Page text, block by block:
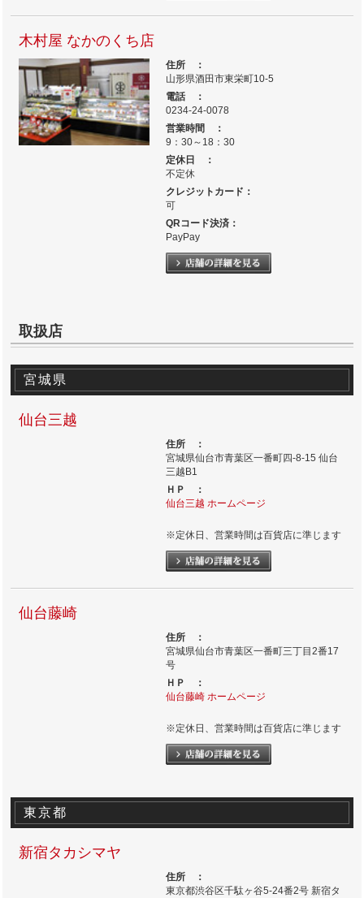
木村屋 なかのくち店
住所 ：
山形県酒田市東栄町10-5
電話 ：
0234-24-0078
営業時間 ：
9：30～18：30
定休日 ：
不定休
クレジットカード：
可
QRコード決済：
PayPay
取扱店
宮城県
仙台三越
住所 ：
宮城県仙台市青葉区一番町四-8-15 仙台
三越B1
ＨＰ ：
仙台三越 ホームページ
※定休日、営業時間は百貨店に準じます
仙台藤崎
住所 ：
宮城県仙台市青葉区一番町三丁目2番17
号
ＨＰ ：
仙台藤崎 ホームページ
※定休日、営業時間は百貨店に準じます
東京都
新宿タカシマヤ
住所 ：
東京都渋谷区千駄ヶ谷5-24番2号 新宿タ